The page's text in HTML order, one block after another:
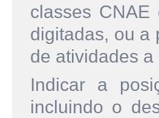
classes
digitadas, ou a
de atividades
Indicar a
incluindo o